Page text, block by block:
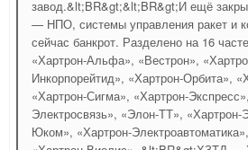
завод.&lt;BR&gt;&lt;BR&gt;И ещё
— НПО, системы управления ракет и
сейчас банкрот. Разделено на 16
«Хартрон-Альфа», «Вестрон»,
Инкорпорейтид», «Хартрон-Орбита»,
«Хартрон-Сигма», «Хартрон-
Электросвязь», «Элон-ТТ», «Хартрон-
Юком», «Хартрон-